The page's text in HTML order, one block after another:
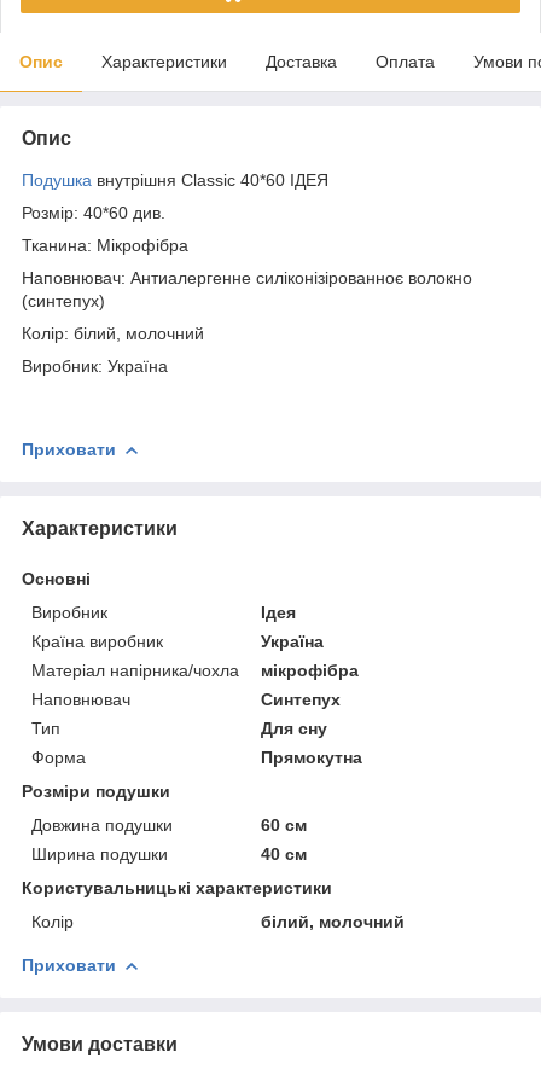
Опис Характеристики Доставка Оплата Умови
Опис
Подушка внутрішня Classic 40*60 ІДЕЯ
Розмір: 40*60 див.
Тканина: Мікрофібра
Наповнювач: Антиалергенне силіконізірованноє волокно
(синтепух)
Колір: білий, молочний
Виробник: Україна
Приховати
Характеристики
Основні
Виробник
Ідея
Країна виробник
Україна
Матеріал напірника/чохла
мікрофібра
Наповнювач
Синтепух
Тип
Для сну
Форма
Прямокутна
Розміри подушки
Довжина подушки
60 см
Ширина подушки
40 см
Користувальницькі характеристики
Колір
білий, молочний
Приховати
Умови доставки